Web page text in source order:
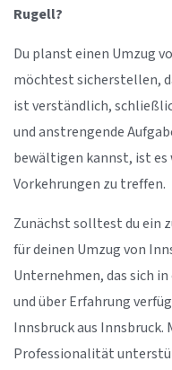
Rugell?
Du planst einen Umzug
möchtest sicherstellen,
ist verständlich,
und anstrengende
bewältigen kannst, ist
Vorkehrungen zu treffen.
Zunächst solltest du ein
für deinen Umzug von
Unternehmen, das sich
und über Erfahrung
Innsbruck aus Innsbruck.
Professionalität